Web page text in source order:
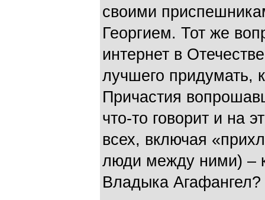
своими
Георгием. Тот же
интернет в
лучшего придумать,
Причастия
что-то говорит и на
всех, включая
люди между ними) –
Владыка Агафангел?